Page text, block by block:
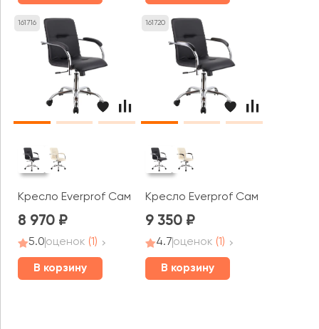
161716
Кресло Everprof Самба Т / Samba T
8 970
5.0оценок (1)
В корзину
161720
Кресло Everprof Самба Вуд Т /
9 350
4.7оценок (1)
В корзину